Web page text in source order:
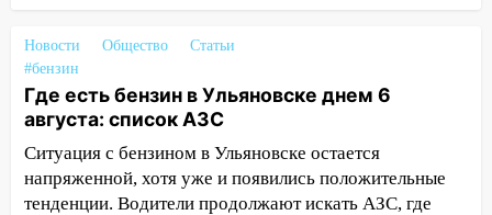
курьера: крупная авария в Ульяновске
15:15
Проводил до квартиры и ограбил:
новый кавалер женщины оказался
рецидивистом
14:26 В Ульяновске ограничат движение
по улице Ефремова
Новости Общество
Статьи
#бензин
Где есть бензин в Ульяновске днем 6
августа: список АЗС
Ситуация с бензином в Ульяновске остается
напряженной, хотя уже и появились положительные
тенденции. Водители продолжают искать АЗС, где